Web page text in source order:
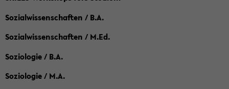
Sozialwissenschaften / B.A.
Sozialwissenschaften / M.Ed.
Soziologie / B.A.
Soziologie / M.A.